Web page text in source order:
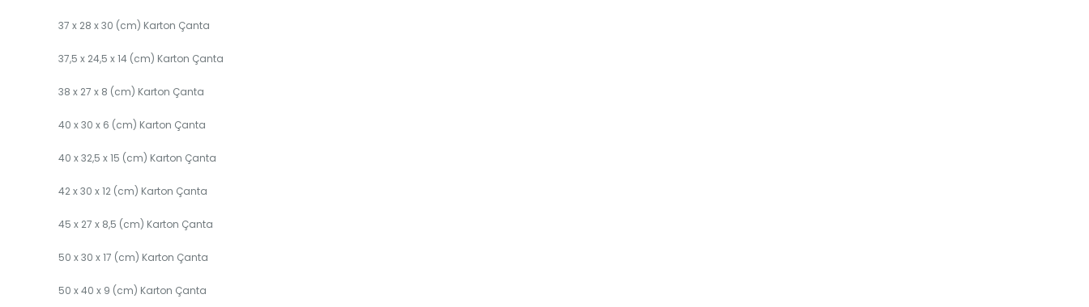
37 x 28 x 30 (cm) Karton Çanta
37,5 x 24,5 x 14 (cm) Karton Çanta
38 x 27 x 8 (cm) Karton Çanta
40 x 30 x 6 (cm) Karton Çanta
40 x 32,5 x 15 (cm) Karton Çanta
42 x 30 x 12 (cm) Karton Çanta
45 x 27 x 8,5 (cm) Karton Çanta
50 x 30 x 17 (cm) Karton Çanta
50 x 40 x 9 (cm) Karton Çanta